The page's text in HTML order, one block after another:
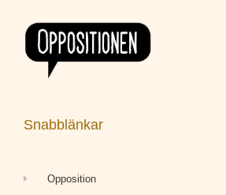
Snabblänkar
Opposition